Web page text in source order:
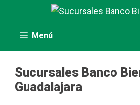
contenidoMenú
Sucursales Banco
Guadalajara